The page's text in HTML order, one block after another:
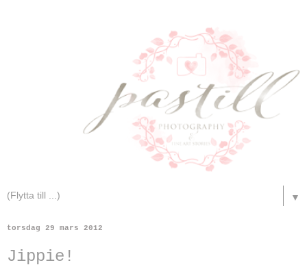
▼
torsdag 29 mars 2012
Jippie!